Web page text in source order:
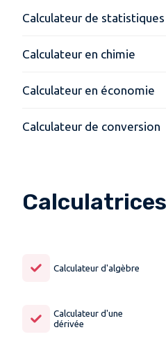
Calculateur de statistiques
Calculateur en chimie
Calculateur en économie
Calculateur de conversion
Calculateur d'algèbre
Calculateur d'une
dérivée